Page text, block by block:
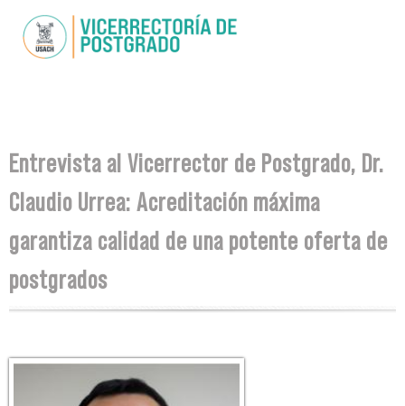
main
You are here
Entrevista al Vicerrector de Postgrado, Dr.
Claudio Urrea: Acreditación máxima
garantiza calidad de una potente oferta de
postgrados